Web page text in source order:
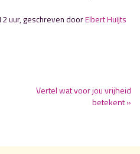
uur, geschreven doorElbert Huijts
Vertel wat voor jou vrijheid
betekent »